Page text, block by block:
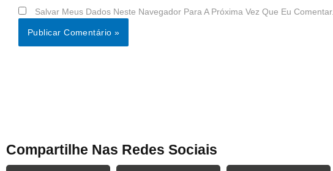
Salvar Meus Dados Neste Navegador Para A Próxima Vez Que Eu Comentar.
Compartilhe Nas Redes Sociais